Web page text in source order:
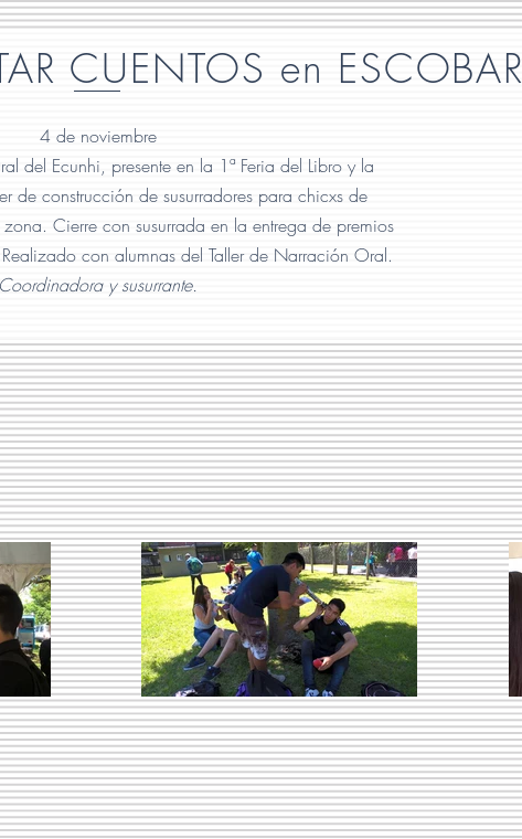
CUENTOS en ESCOBAR
4 de noviembre
del Ecunhi, presente en la 1ª Feria del Libro y la
de construcción de susurradores para chicxs de
Cierre con susurrada en la entrega de premios
con alumnas del Taller de Narración Oral.
Coordinadora y susurrante.